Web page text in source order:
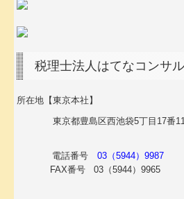
交通案内
事務所概要
スタッフ紹介
セミナー案内
お客さまのご紹介
税理士法人はてなコンサ
所在地【東京本社】
東京都豊島区西池袋5丁目17番
電話番号03（5944）9987
FAX番号 03（5944）9965